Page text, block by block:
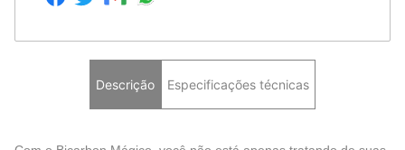
Descrição Especificações técnicas